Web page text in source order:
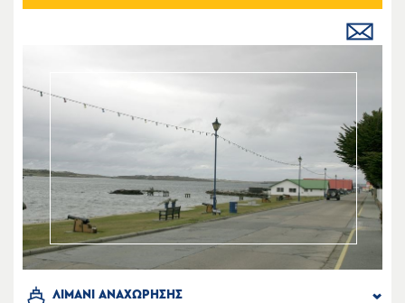
ΛΙΜΑΝΙ ΑΝΑΧΩΡΗΣΗΣ